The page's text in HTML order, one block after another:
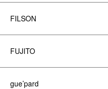
FILSON
FUJITO
gue’pard